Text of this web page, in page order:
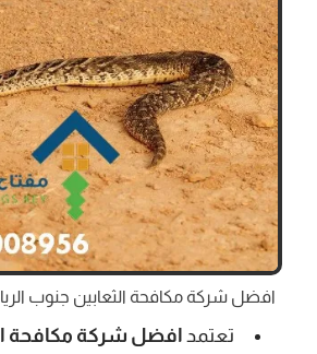
افضل شركة مكافحة الثعابين جنوب الرياض
تعتمد افضل شركة مكافحة